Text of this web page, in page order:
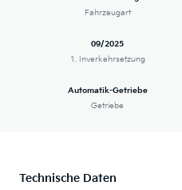
Fahrzeugart
09/2025
1. Inverkehrsetzung
Automatik-Getriebe
Getriebe
Technische Daten